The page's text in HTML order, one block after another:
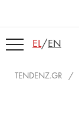
EL/EN
TENDENZ.GR